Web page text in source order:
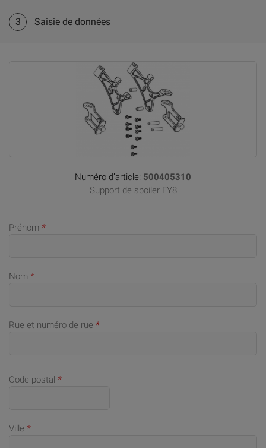
3 Saisie de données
Numéro d’article: 500405310
Support de spoiler FY8
Prénom *
Nom *
Rue et numéro de rue *
Code postal *
Ville *